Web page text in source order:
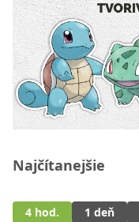
Najčítanejšie
4 hod. 1 deň